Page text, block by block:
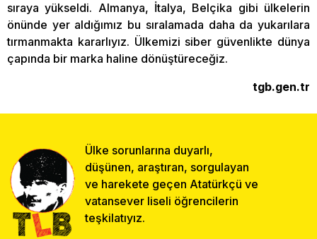
sıraya yükseldi. Almanya, İtalya, Belçika gibi ülkelerin
önünde yer aldığımız bu sıralamada daha da yukarılara
tırmanmakta kararlıyız. Ülkemizi siber güvenlikte dünya
çapında bir marka haline dönüştüreceğiz.
tgb.gen.tr
Ülke sorunlarına duyarlı,
düşünen, araştıran, sorgulayan
ve harekete geçen Atatürkçü ve
vatansever liseli öğrencilerin
teşkilatıyız.